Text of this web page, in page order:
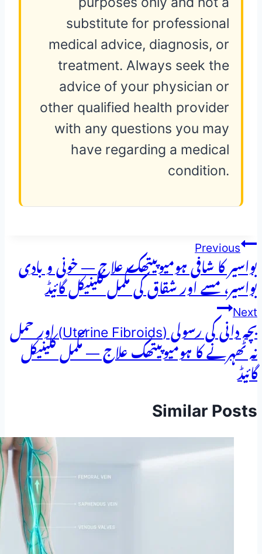
substitute for professional
medical advice, diagnosis, or
treatment. Always seek the
advice of your physician or
other qualified health provider
with any questions you may
have regarding a medical
condition.
پوسٹوں
کی
نیویگیشن
Previous
بواسیر کا شافی ہومیوپیتھک علاج — خونی و بادی
بواسیر، مسے اور شقاق کی مکمل کلینیکل گائیڈ
Next
بچہ دانی کی رسولی (Uterine Fibroids) اور حمل
نہ ٹھہرنے کا ہومیوپیتھک علاج — مکمل کلینیکل
گائیڈ
Similar Posts